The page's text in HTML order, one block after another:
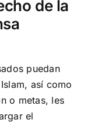
de la
puedan
así como
o metas, les
el